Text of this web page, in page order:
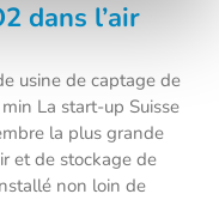
plus grande
dans l’air
dans l’air
usine de captage de
La start-up Suisse
la plus grande
et de stockage de
non loin de